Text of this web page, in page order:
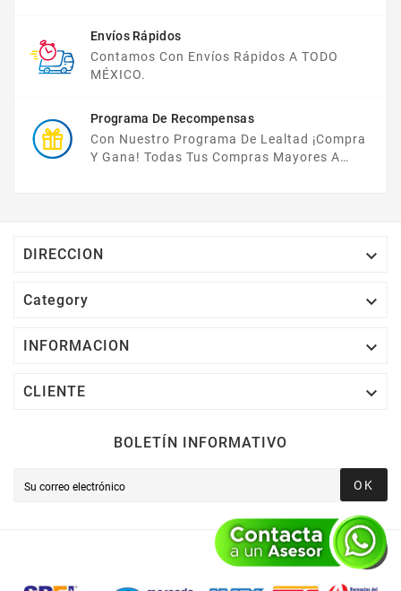
Envíos Rápidos
Contamos Con Envíos Rápidos A TODO
MÉXICO.
Programa De Recompensas
Con Nuestro Programa De Lealtad ¡compra
Y Gana! Todas Tus Compras Mayores A
DIRECCION 
Category 
INFORMACION 
CLIENTE 
BOLETÍN INFORMATIVO
OK